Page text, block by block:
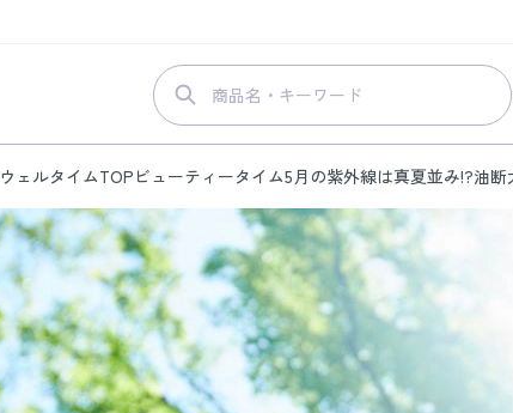
ウェルタイムTOP ビューティータイム5月の紫外線は真夏並み!?油